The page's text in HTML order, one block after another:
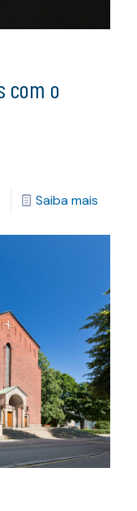
com o
Saiba mais